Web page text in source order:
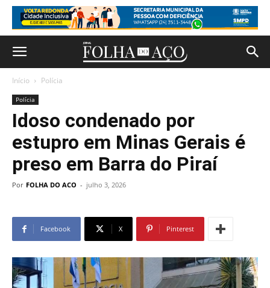
Início Polícia
Polícia
Idoso condenado por
estupro em Minas Gerais é
preso em Barra do Piraí
Por FOLHA DO ACO - julho 3, 2026
Facebook X Pinterest